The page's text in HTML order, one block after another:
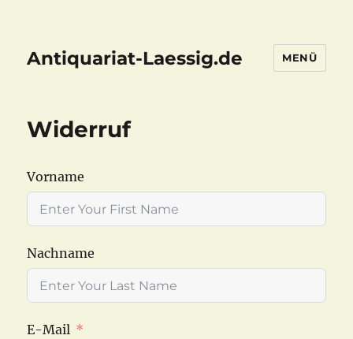
Antiquariat-Laessig.de MENÜ
Widerruf
Vorname
Nachname
E-Mail